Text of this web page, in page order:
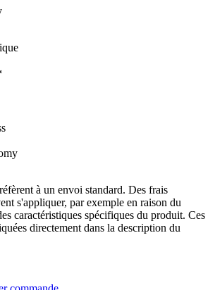
à un envoi standard. Des frais
s'appliquer, par exemple en raison du
caractéristiques spécifiques du produit. Ces
directement dans la description du